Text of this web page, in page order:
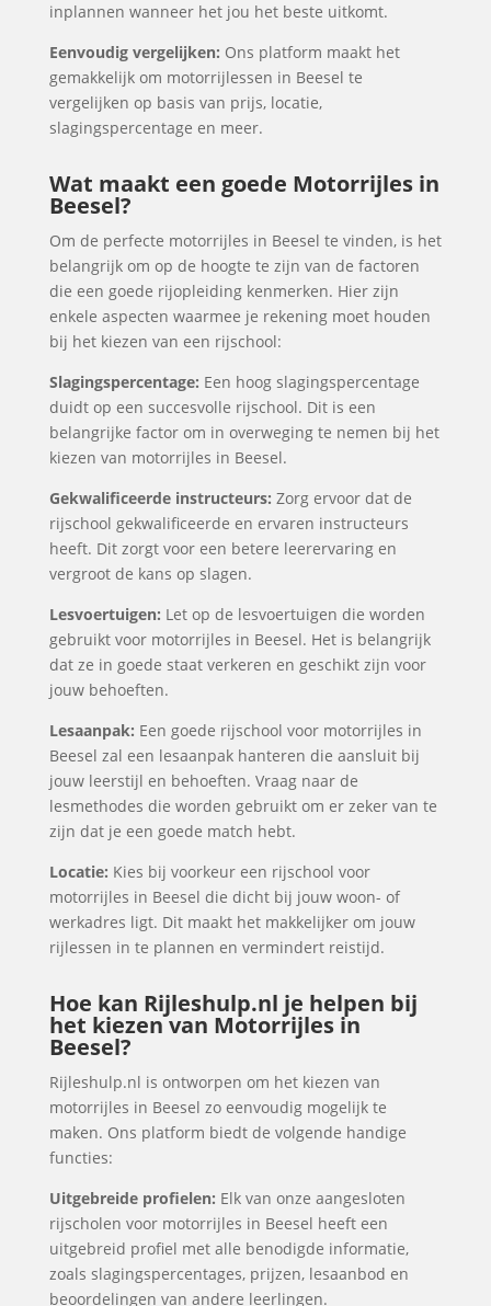
inplannen wanneer het jou het beste uitkomt.
Eenvoudig vergelijken: Ons platform maakt het
gemakkelijk om motorrijlessen in Beesel te
vergelijken op basis van prijs, locatie,
slagingspercentage en meer.
Wat maakt een goede Motorrijles in
Beesel?
Om de perfecte motorrijles in Beesel te vinden, is het
belangrijk om op de hoogte te zijn van de factoren
die een goede rijopleiding kenmerken. Hier zijn
enkele aspecten waarmee je rekening moet houden
bij het kiezen van een rijschool:
Slagingspercentage: Een hoog slagingspercentage
duidt op een succesvolle rijschool. Dit is een
belangrijke factor om in overweging te nemen bij het
kiezen van motorrijles in Beesel.
Gekwalificeerde instructeurs: Zorg ervoor dat de
rijschool gekwalificeerde en ervaren instructeurs
heeft. Dit zorgt voor een betere leerervaring en
vergroot de kans op slagen.
Lesvoertuigen: Let op de lesvoertuigen die worden
gebruikt voor motorrijles in Beesel. Het is belangrijk
dat ze in goede staat verkeren en geschikt zijn voor
jouw behoeften.
Lesaanpak: Een goede rijschool voor motorrijles in
Beesel zal een lesaanpak hanteren die aansluit bij
jouw leerstijl en behoeften. Vraag naar de
lesmethodes die worden gebruikt om er zeker van te
zijn dat je een goede match hebt.
Locatie: Kies bij voorkeur een rijschool voor
motorrijles in Beesel die dicht bij jouw woon- of
werkadres ligt. Dit maakt het makkelijker om jouw
rijlessen in te plannen en vermindert reistijd.
Hoe kan Rijleshulp.nl je helpen bij
het kiezen van Motorrijles in
Beesel?
Rijleshulp.nl is ontworpen om het kiezen van
motorrijles in Beesel zo eenvoudig mogelijk te
maken. Ons platform biedt de volgende handige
functies:
Uitgebreide profielen: Elk van onze aangesloten
rijscholen voor motorrijles in Beesel heeft een
uitgebreid profiel met alle benodigde informatie,
zoals slagingspercentages, prijzen, lesaanbod en
beoordelingen van andere leerlingen.